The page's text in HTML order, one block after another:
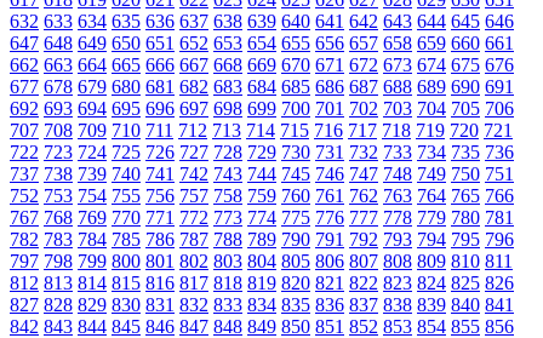
632 633 634 635 636 637 638 639 640 641 642 643 644 645 646
647 648 649 650 651 652 653 654 655 656 657 658 659 660 661
662 663 664 665 666 667 668 669 670 671 672 673 674 675 676
677 678 679 680 681 682 683 684 685 686 687 688 689 690 691
692 693 694 695 696 697 698 699 700 701 702 703 704 705 706
707 708 709 710 711 712 713 714 715 716 717 718 719 720 721
722 723 724 725 726 727 728 729 730 731 732 733 734 735 736
737 738 739 740 741 742 743 744 745 746 747 748 749 750 751
752 753 754 755 756 757 758 759 760 761 762 763 764 765 766
767 768 769 770 771 772 773 774 775 776 777 778 779 780 781
782 783 784 785 786 787 788 789 790 791 792 793 794 795 796
797 798 799 800 801 802 803 804 805 806 807 808 809 810 811
812 813 814 815 816 817 818 819 820 821 822 823 824 825 826
827 828 829 830 831 832 833 834 835 836 837 838 839 840 841
842 843 844 845 846 847 848 849 850 851 852 853 854 855 856